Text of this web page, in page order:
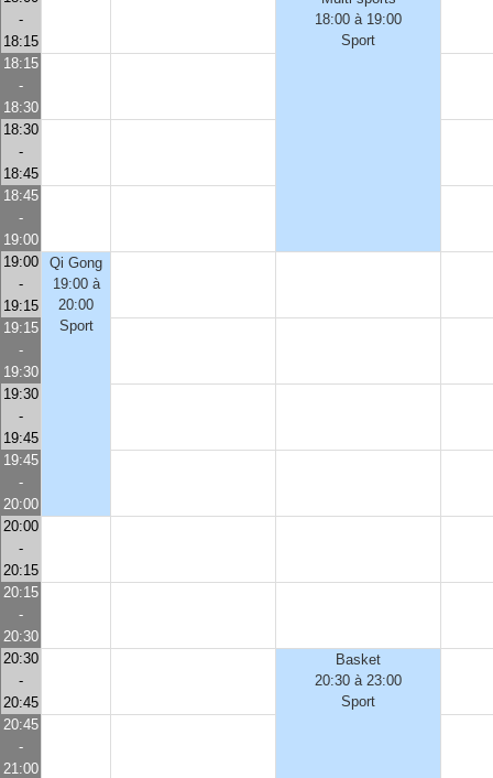
-
18:15
18:00 à 19:00
Sport
18:15
-
18:30
18:30
-
18:45
18:45
-
19:00
19:00
-
19:15
Qi Gong
19:00 à
20:00
Sport
19:15
-
19:30
19:30
-
19:45
19:45
-
20:00
20:00
-
20:15
20:15
-
20:30
20:30
-
20:45
Basket
20:30 à 23:00
Sport
20:45
-
21:00